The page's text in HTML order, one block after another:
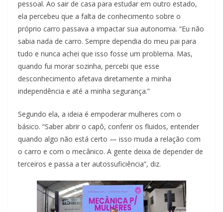
pessoal. Ao sair de casa para estudar em outro estado,
ela percebeu que a falta de conhecimento sobre o
próprio carro passava a impactar sua autonomia. “Eu não
sabia nada de carro. Sempre dependia do meu pai para
tudo e nunca achei que isso fosse um problema. Mas,
quando fui morar sozinha, percebi que esse
desconhecimento afetava diretamente a minha
independência e até a minha segurança.”
Segundo ela, a ideia é empoderar mulheres com o
básico. “Saber abrir o capô, conferir os fluidos, entender
quando algo não está certo — isso muda a relação com
o carro e com o mecânico. A gente deixa de depender de
terceiros e passa a ter autossuficiência”, diz.